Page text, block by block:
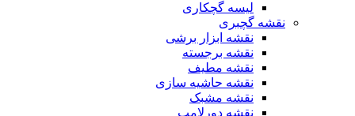
لیسه گچکاری
نقشه گچبری
نقشه ابزار برشی
نقشه برجسته
نقشه مطیف
نقشه حاشیه سازی
نقشه مشبک
نقشه دورلامپ